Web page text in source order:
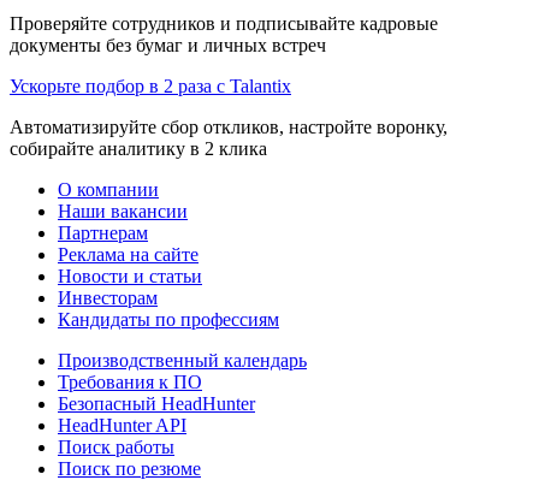
Проверяйте сотрудников и подписывайте кадровые
документы без бумаг и личных встреч
Ускорьте подбор в 2 раза с Talantix
Автоматизируйте сбор откликов, настройте воронку,
собирайте аналитику в 2 клика
О компании
Наши вакансии
Партнерам
Реклама на сайте
Новости и статьи
Инвесторам
Кандидаты по профессиям
Производственный календарь
Требования к ПО
Безопасный HeadHunter
HeadHunter API
Поиск работы
Поиск по резюме